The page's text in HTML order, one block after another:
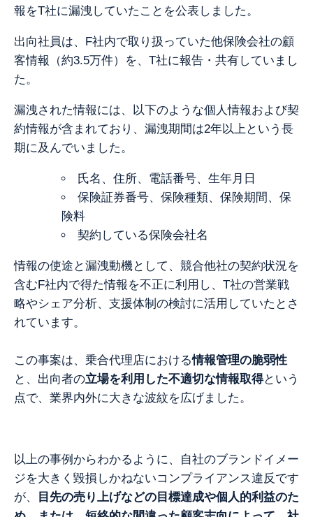
報をT社に漏洩していたことを公表しました。
出向社員は、F社内で取り扱っていた他保険会社の顧
客情報（約3.5万件）を、T社に報告・共有していまし
た。
漏洩された情報には、以下のような個人情報および契
約情報が含まれており、漏洩期間は2年以上という長
期に及んでいました。
氏名、住所、電話番号、生年月日
保険証券番号、保険種類、保険期間、保
険料
契約している保険会社名
情報の使途と漏洩動機として、競合他社の契約状況を
含むF社内で得た情報を不正に利用し、 T社の営業戦
略やシェア分析、支援体制の検討に活用していたとさ
れています。
この事案は、乗合代理店における情報管理の脆弱性
と、出向者の立場を利用した不適切な情報取得という
点で、業界内外に大きな波紋を広げました。
以上の事例からわかるように、自社のブランドイメー
ジを大きく毀損しかねないコンプライアンス違反です
が、
目先の売り上げなどの目標達成や個人的利益のた